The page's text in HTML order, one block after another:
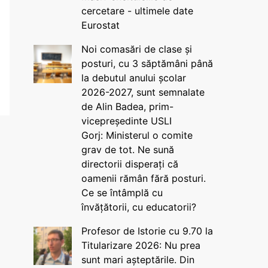
cercetare - ultimele date
Eurostat
Noi comasări de clase și
posturi, cu 3 săptămâni până
la debutul anului școlar
2026-2027, sunt semnalate
de Alin Badea, prim-
vicepreședinte USLI
Gorj: Ministerul o comite
grav de tot. Ne sună
directorii disperați că
oamenii rămân fără posturi.
Ce se întâmplă cu
învățătorii, cu educatorii?
Profesor de Istorie cu 9.70 la
Titularizare 2026: Nu prea
sunt mari așteptările. Din